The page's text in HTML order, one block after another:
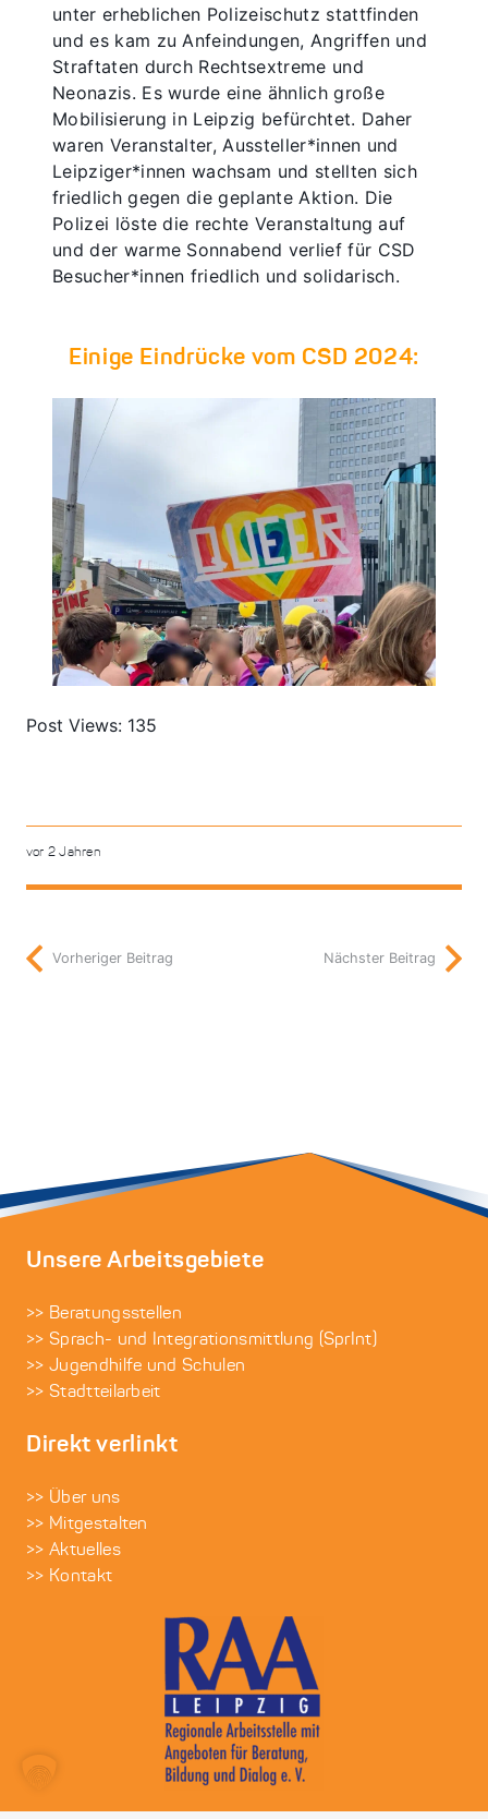
unter erheblichen Polizeischutz stattfinden
und es kam zu Anfeindungen, Angriffen und
Straftaten durch Rechtsextreme und
Neonazis. Es wurde eine ähnlich große
Mobilisierung in Leipzig befürchtet. Daher
waren Veranstalter, Aussteller*innen und
Leipziger*innen wachsam und stellten sich
friedlich gegen die geplante Aktion. Die
Polizei löste die rechte Veranstaltung auf
und der warme Sonnabend verlief für CSD
Besucher*innen friedlich und solidarisch.
Einige Eindrücke vom CSD 2024:
Post Views: 135
vor 2 Jahren
Vorheriger Beitrag Nächster Beitrag
Unsere Arbeitsgebiete
>> Beratungsstellen
>> Sprach- und Integrationsmittlung (SprInt)
>> Jugendhilfe und Schulen
>> Stadtteilarbeit
Direkt verlinkt
>> Über uns
>> Mitgestalten
>> Aktuelles
>> Kontakt